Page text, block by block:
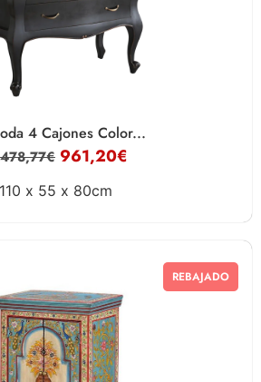
4 Cajones Color...
€ 961,20€
110 x 55 x 80cm
REBAJADO